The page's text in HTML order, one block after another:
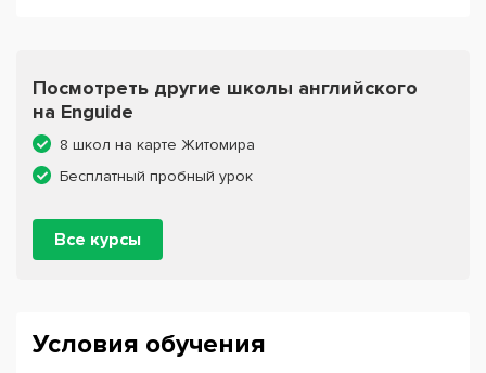
Посмотреть другие школы английского
на Enguide
8 школ на карте Житомира
Бесплатный пробный урок
Все курсы
Условия обучения